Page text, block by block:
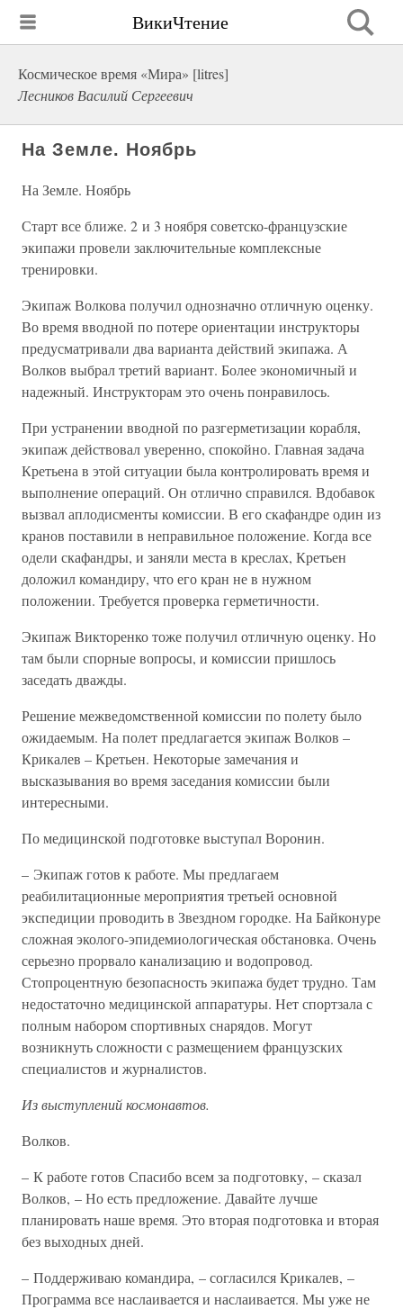
ВикиЧтение
Космическое время «Мира» [litres]
Лесников Василий Сергеевич
На Земле. Ноябрь
На Земле. Ноябрь
Старт все ближе. 2 и 3 ноября советско-французские
экипажи провели заключительные комплексные
тренировки.
Экипаж Волкова получил однозначно отличную оценку.
Во время вводной по потере ориентации инструкторы
предусматривали два варианта действий экипажа. А
Волков выбрал третий вариант. Более экономичный и
надежный. Инструкторам это очень понравилось.
При устранении вводной по разгерметизации корабля,
экипаж действовал уверенно, спокойно. Главная задача
Кретьена в этой ситуации была контролировать время и
выполнение операций. Он отлично справился. Вдобавок
вызвал аплодисменты комиссии. В его скафандре один из
кранов поставили в неправильное положение. Когда все
одели скафандры, и заняли места в креслах, Кретьен
доложил командиру, что его кран не в нужном
положении. Требуется проверка герметичности.
Экипаж Викторенко тоже получил отличную оценку. Но
там были спорные вопросы, и комиссии пришлось
заседать дважды.
Решение межведомственной комиссии по полету было
ожидаемым. На полет предлагается экипаж Волков –
Крикалев – Кретьен. Некоторые замечания и
высказывания во время заседания комиссии были
интересными.
По медицинской подготовке выступал Воронин.
– Экипаж готов к работе. Мы предлагаем
реабилитационные мероприятия третьей основной
экспедиции проводить в Звездном городке. На Байконуре
сложная эколого-эпидемиологическая обстановка. Очень
серьезно прорвало канализацию и водопровод.
Стопроцентную безопасность экипажа будет трудно. Там
недостаточно медицинской аппаратуры. Нет спортзала с
полным набором спортивных снарядов. Могут
возникнуть сложности с размещением французских
специалистов и журналистов.
Из выступлений космонавтов.
Волков.
– К работе готов Спасибо всем за подготовку, – сказал
Волков, – Но есть предложение. Давайте лучше
планировать наше время. Это вторая подготовка и вторая
без выходных дней.
– Поддерживаю командира, – согласился Крикалев, –
Программа все наслаивается и наслаивается. Мы уже не